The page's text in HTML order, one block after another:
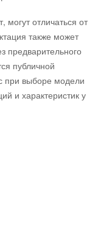
могут отличаться от
также может
предварительного
публичной
при выборе модели
и характеристик у